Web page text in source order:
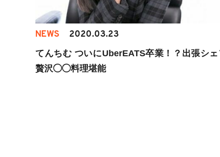
NEWS 2020.03.23
てんちむ ついにUberEATS卒業！？出張シ
贅沢◯◯料理堪能